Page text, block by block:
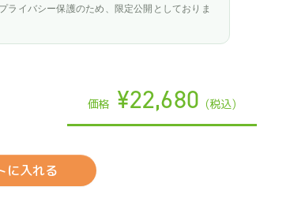
ライバシー保護のため、限定公開としておりま
価格 ¥22,680 (税込)
に入れる